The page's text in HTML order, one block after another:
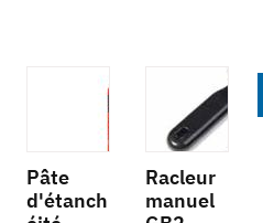
Pâte
d'étanch
Racleur
manuel